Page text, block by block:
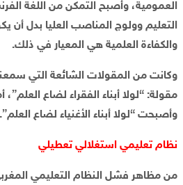
العمومية، وأصبح التمكن من اللغة
التعليم وولوج المناصب العليا بدل أن
والكفاءة العلمية هي المعيار في ذلك.
وكانت من المقولات الشائعة التي
مقولة: “لولا أبناء الفقراء لضاع العلم”،
وأصبحت “لولا أبناء الأغنياء لضاع العلم”.
نظام تعليمي استغلالي تعطيلي
من مظاهر فشل النظام التعليمي